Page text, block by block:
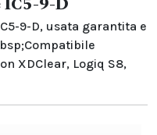
9-D, usata garantita e
XDClear, Logiq S8,